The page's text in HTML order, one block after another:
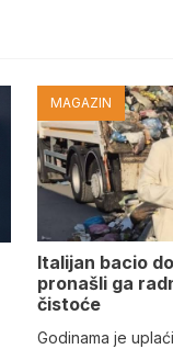
MAGAZIN
Italijan bacio
pronašli ga
čistoće
Godinama je